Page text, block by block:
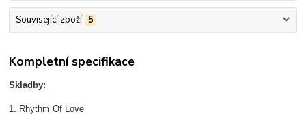
Související zboží 5
Kompletní specifikace
Skladby:
1. Rhythm Of Love